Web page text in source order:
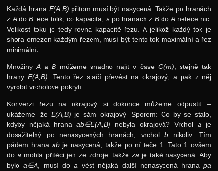
Každá hrana E(A,B) přitom musí být nasycená. Takže po hranách
z AdoB teče tolik, co kapacita, a po hranách z BdoA neteče nic.
Velikost toku je tedy rovna kapacitě řezu. A jelikož každý tok je
shora omezen každým řezem, musí být tento tok maximální a řez
minimální.
Množiny AaB můžeme snadno najít v časeO(m) , stejně tak
hranyE(A,B) . Tento řez stačí převést na okrajový, a pak z něj
vyrobit vrcholové pokrytí.
Konverzi řezu na okrajový si dokonce můžeme odpustit –
ukážeme, žeE(A,B) je sám okrajový. Sporem: Co by se stalo,
kdyby nějaká hranaab∈E(A,B) nebyla okrajová? Vrchol aje
dosažitelný po nenasycených hranách, vrchol bnikoliv. Tím
pádem hrana abje nasycená, takže po ní teče 1. Tato 1 ovšem
do amohla přitéci jen ze zdroje, takže zaje také nasycená. Aby
byloa∈A, musí do avést nějaká další nenasycená hrana pa